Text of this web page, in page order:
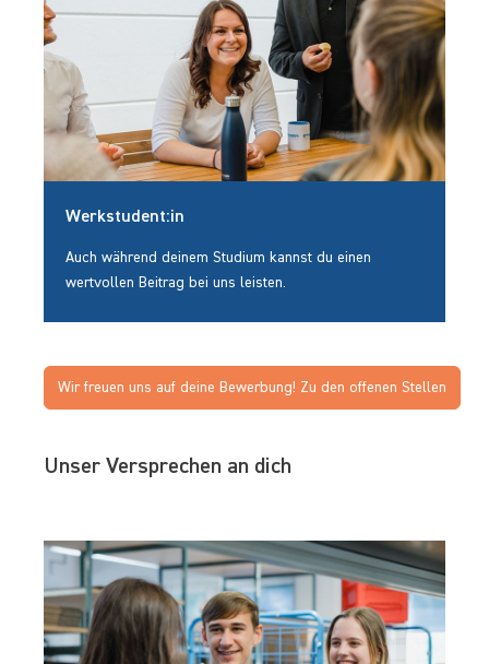
Werkstudent:in
Auch während deinem Studium kannst du einen
wertvollen Beitrag bei uns leisten.
Wir freuen uns auf deine Bewerbung! Zu den offenen Stellen
Unser Versprechen an dich